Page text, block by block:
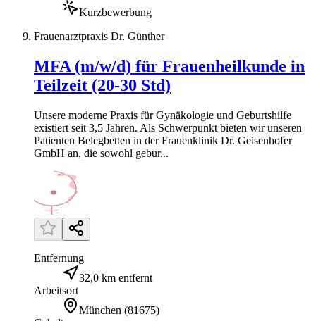
Kurzbewerbung
Frauenarztpraxis Dr. Günther
MFA (m/w/d) für Frauenheilkunde in
Teilzeit (20-30 Std)
Unsere moderne Praxis für Gynäkologie und Geburtshilfe
existiert seit 3,5 Jahren. Als Schwerpunkt bieten wir unseren
Patienten Belegbetten in der Frauenklinik Dr. Geisenhofer
GmbH an, die sowohl gebur...
Entfernung
32,0 km entfernt
Arbeitsort
München (81675)